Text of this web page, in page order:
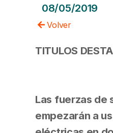
08/05/2019
Volver
TITULOS
Las fuerzas de
empezarán a